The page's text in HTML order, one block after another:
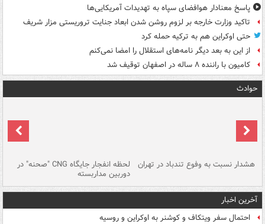
پاسخ معنادار هوافضای سپاه به تهدیدات آمریکایی‌ها
تاکید وزارت خارجه بر لزوم روشن شدن ابعاد جنایت تروریستی مزار شریف
حتی اوکراین هم به ترکیه حمله کرد
از این به بعد دیگر نامه‌های استقلال را امضا نمی‌کنم
کامیون با راننده ۸ ساله در اصفهان توقیف شد
حوادث
هشدار نسبت به وفوع تندباد در تهران لحظه انفجار جایگاه CNG "صحنه" در
دوربین مداربسته
آخرین اخبار
احتمال سفر ویتکاف و کوشنر به اوکراین و روسیه